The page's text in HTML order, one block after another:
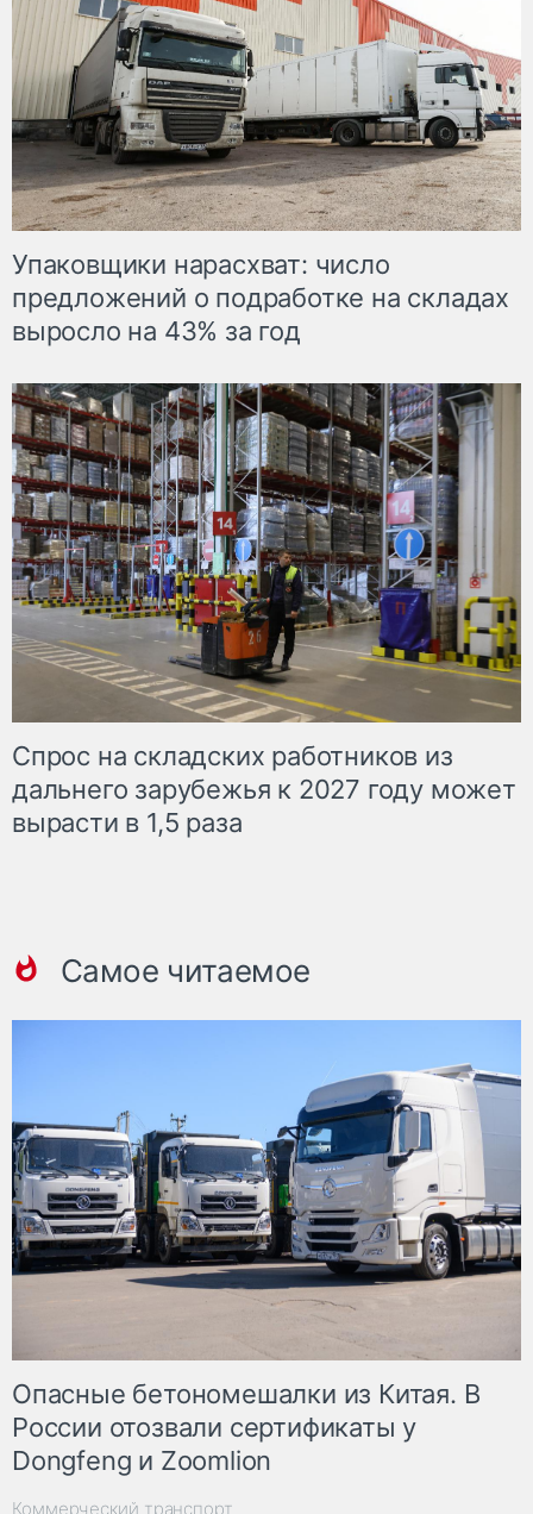
Упаковщики нарасхват: число
предложений о подработке на складах
выросло на 43% за год
Спрос на складских работников из
дальнего зарубежья к 2027 году может
вырасти в 1,5 раза
Самое читаемое
Опасные бетономешалки из Китая. В
России отозвали сертификаты у
Dongfeng и Zoomlion
Коммерческий транспорт